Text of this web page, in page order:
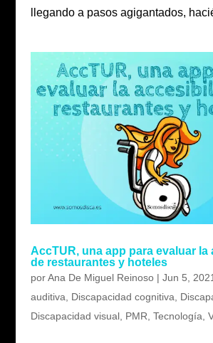
llegando a pasos agigantados,
AccTUR, una app para evaluar la
de restaurantes y hoteles
porAna De Miguel Reinoso| Jun 5, 2021
auditiva
Discapacidad cognitiva
Discapacidad visual, PMR Tecnología